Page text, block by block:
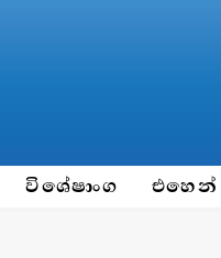
විශේෂාංග